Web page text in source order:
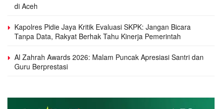
di Aceh
Kapolres Pidie Jaya Kritik Evaluasi SKPK: Jangan Bicara
Tanpa Data, Rakyat Berhak Tahu Kinerja Pemerintah
Al Zahrah Awards 2026: Malam Puncak Apresiasi Santri dan
Guru Berprestasi